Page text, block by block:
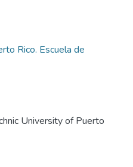
Rico. Escuela de
University of Puerto